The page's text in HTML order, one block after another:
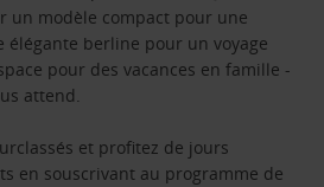
un modèle compact pour une
élégante berline pour un voyage
pour des vacances en famille -
attend.
et profitez de jours
en souscrivant au programme de